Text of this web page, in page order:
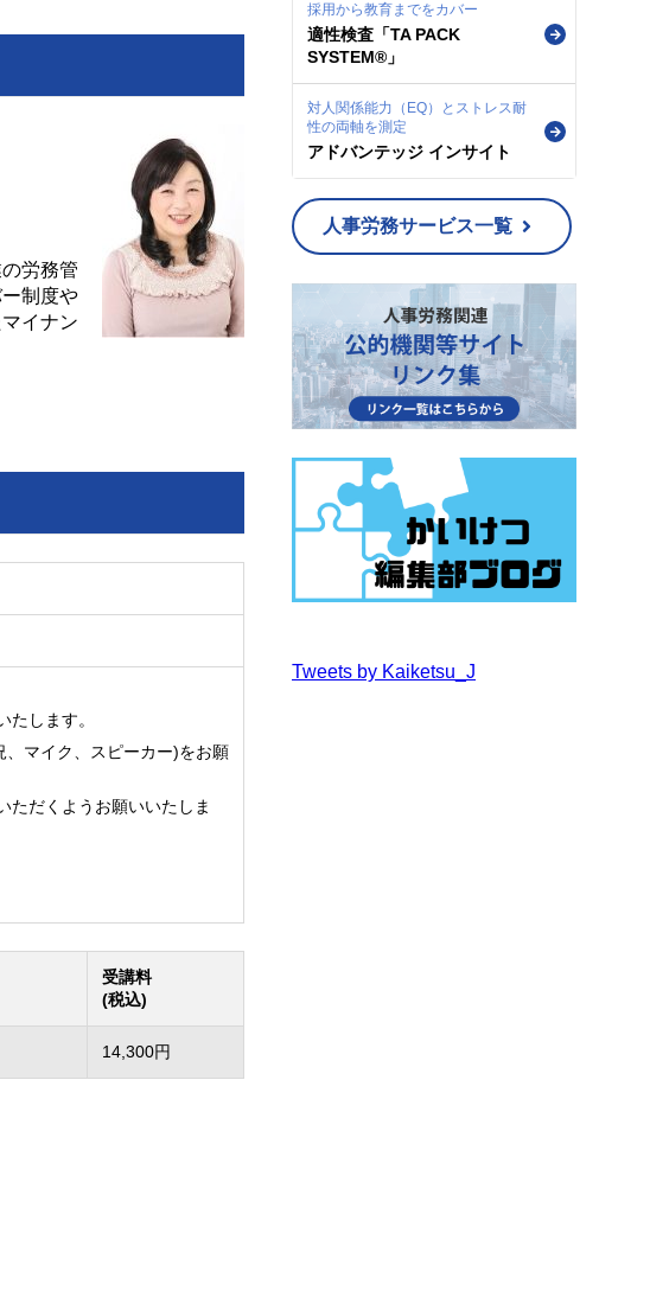
労務管
制度や
イナン
します。
マイク、スピーカー)をお願
ただくようお願いいたしま
受講料
(税込)
14,300円
採用から教育までをカバー
適性検査「TA PACK
SYSTEM®」
対人関係能力（EQ）とストレス耐
性の両軸を測定
アドバンテッジ インサイト
人事労務サービス一覧
Tweets by Kaiketsu_J